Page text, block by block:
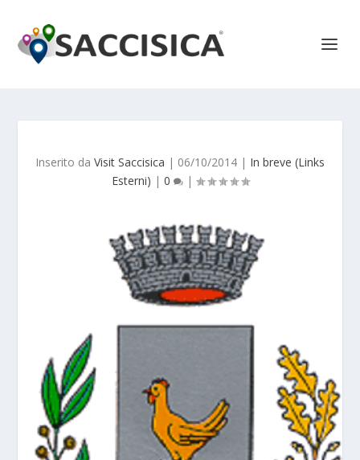
Inserito da Visit Saccisica | 06/10/2014 | In breve (Links
Esterni) | 0 |